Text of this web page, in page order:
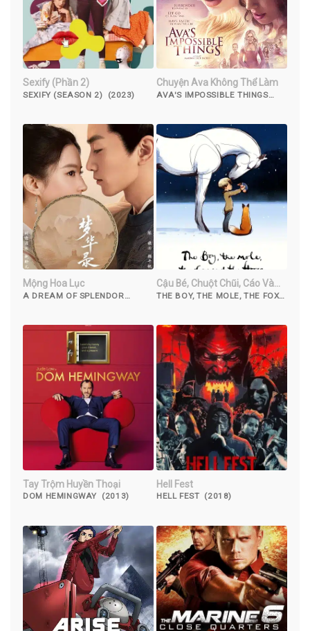
Sexify (Phần 2)
SEXIFY (SEASON 2) (2023)
Chuyện Ava Không Thể Làm
AVA'S IMPOSSIBLE THINGS
Mộng Hoa Lục
A DREAM OF SPLENDOR
Cậu Bé, Chuột Chũi, Cáo Và
Ngựa
THE BOY, THE MOLE, THE FOX
Tay Trộm Huyền Thoại
DOM HEMINGWAY (2013)
Hell Fest
HELL FEST (2018)